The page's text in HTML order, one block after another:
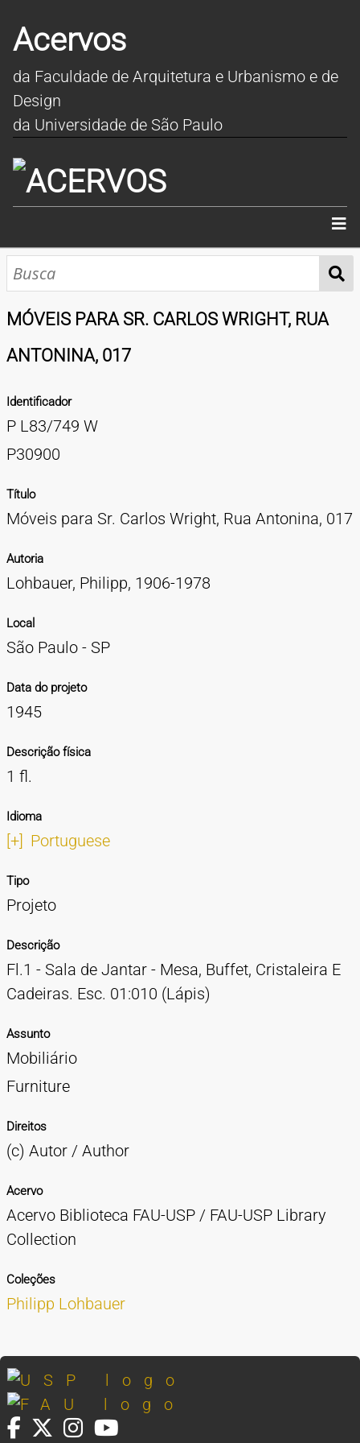
Acervos
da Faculdade de Arquitetura e Urbanismo e de
Design
da Universidade de São Paulo
INÍCIO
SOBRE
CONTATOS
EXPEDIENTE
MÓVEIS PARA SR. CARLOS WRIGHT, RUA
ANTONINA, 017
Identificador
P L83/749 W
P30900
Título
Móveis para Sr. Carlos Wright, Rua Antonina, 017
Autoria
Lohbauer, Philipp, 1906-1978
Local
São Paulo - SP
Data do projeto
1945
Descrição física
1 fl.
Idioma
[+] Portuguese
Tipo
Projeto
Descrição
Fl.1 - Sala de Jantar - Mesa, Buffet, Cristaleira E
Cadeiras. Esc. 01:010 (Lápis)
Assunto
Mobiliário
Furniture
Direitos
(c) Autor / Author
Acervo
Acervo Biblioteca FAU-USP / FAU-USP Library
Collection
Coleções
Philipp Lohbauer